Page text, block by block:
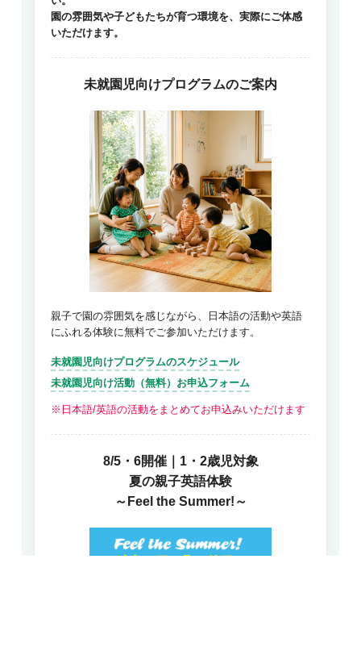
園の雰囲気や子どもたちが育つ環境を、実際にご体感
いただけます。
未就園児向けプログラムのご案内
親子で園の雰囲気を感じながら、日本語の活動や英語
にふれる体験に無料でご参加いただけます。
未就園児向けプログラムのスケジュール
未就園児向け活動（無料）お申込フォーム
※日本語/英語の活動をまとめてお申込みいただけます
8/5・6開催｜1・2歳児対象
夏の親子英語体験
～Feel the Summer!～